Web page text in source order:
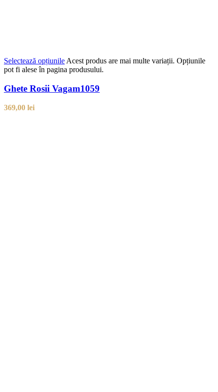
Selectează opțiunile Acest produs are mai multe variații. Opțiunile
pot fi alese în pagina produsului.
Ghete Rosii Vagam1059
369,00 lei